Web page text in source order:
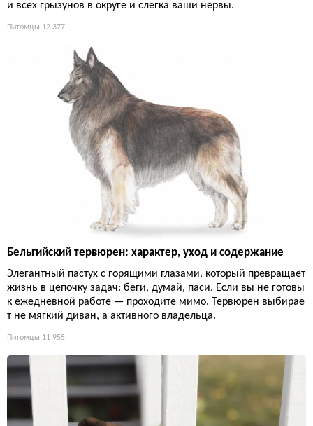
и всех грызунов в округе и слегка ваши нервы.
Питомцы 12 377
Бельгийский тервюрен: характер, уход и содержание
Элегантный пастух с горящими глазами, который превращает
жизнь в цепочку задач: беги, думай, паси. Если вы не готовы
к ежедневной работе — проходите мимо. Тервюрен выбирае
т не мягкий диван, а активного владельца.
Питомцы 11 955